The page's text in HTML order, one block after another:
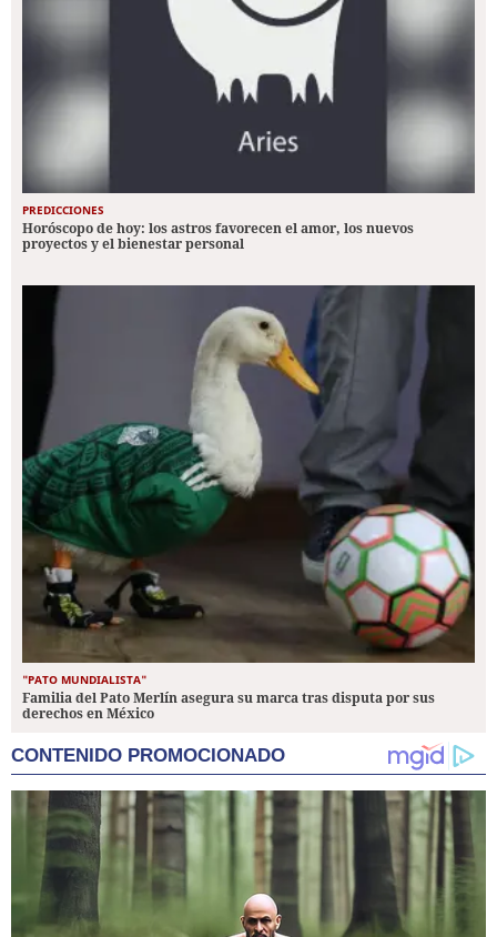
PREDICCIONES
Horóscopo de hoy: los astros favorecen el amor, los nuevos
proyectos y el bienestar personal
"PATO MUNDIALISTA"
Familia del Pato Merlín asegura su marca tras disputa por sus
derechos en México
CONTENIDO PROMOCIONADO